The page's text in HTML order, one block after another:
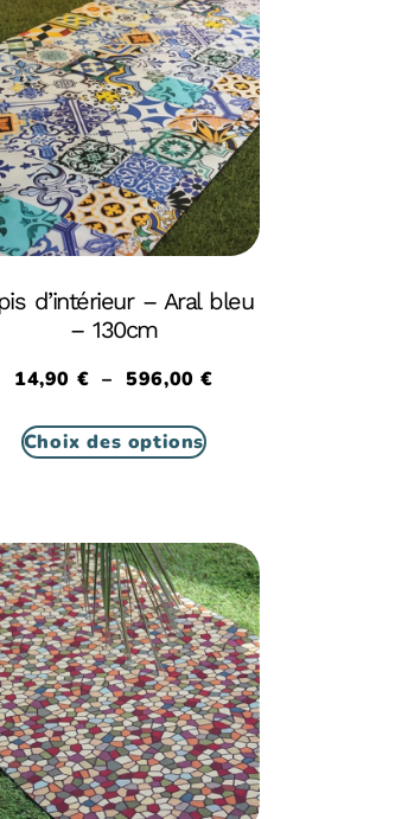
d’intérieur – Aral bleu
– 130cm
14,90 € – 596,00€
Choix des options